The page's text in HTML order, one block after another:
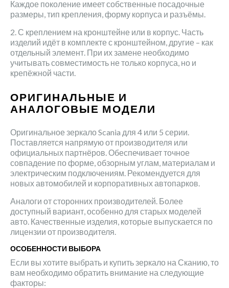
Каждое поколение имеет собственные посадочные
размеры, тип крепления, форму корпуса и разъёмы.
2. С креплением на кронштейне или в корпус. Часть
изделий идёт в комплекте с кронштейном, другие – как
отдельный элемент. При их замене необходимо
учитывать совместимость не только корпуса, но и
крепёжной части.
ОРИГИНАЛЬНЫЕ И
АНАЛОГОВЫЕ МОДЕЛИ
Оригинальное зеркало Scania для 4 или 5 серии.
Поставляется напрямую от производителя или
официальных партнёров. Обеспечивает точное
совпадение по форме, обзорным углам, материалам и
электрическим подключениям. Рекомендуется для
новых автомобилей и корпоративных автопарков.
Аналоги от сторонних производителей. Более
доступный вариант, особенно для старых моделей
авто. Качественные изделия, которые выпускается по
лицензии от производителя.
ОСОБЕННОСТИ ВЫБОРА
Если вы хотите выбрать и купить зеркало на Сканию, то
вам необходимо обратить внимание на следующие
факторы: